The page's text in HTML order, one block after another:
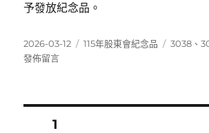
予發放紀念品。
發
佈
2026-03-12
分
115年股東會紀念品
標
3038 、
發佈留言
頁次1